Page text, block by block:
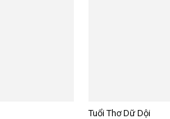
Tuổi Thơ Dữ Dội